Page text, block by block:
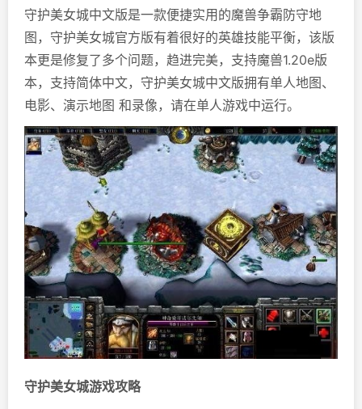
守护美女城中文版是一款便捷实用的魔兽争霸防守地
图，守护美女城官方版有着很好的英雄技能平衡，该版
本更是修复了多个问题，趋进完美，支持魔兽1.20e版
本，支持简体中文，守护美女城中文版拥有单人地图、
电影、演示地图 和录像，请在单人游戏中运行。
守护美女城游戏攻略